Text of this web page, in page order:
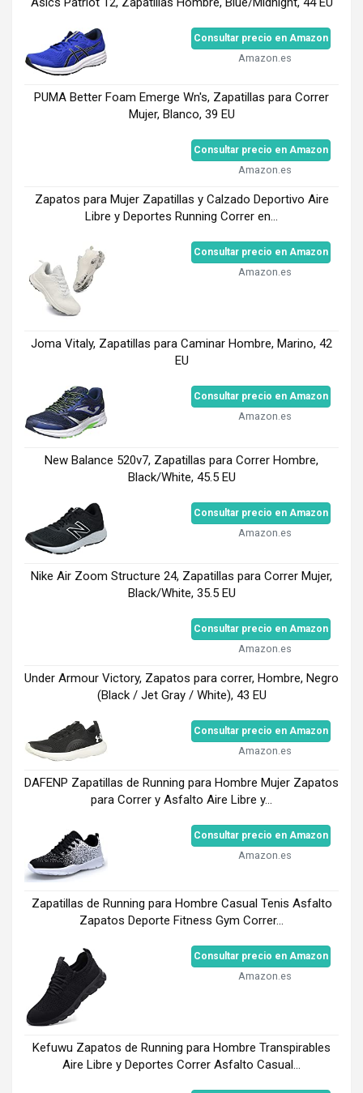
Consultar precio en Amazon
Amazon.es
PUMA Better Foam Emerge Wn's, Zapatillas para Correr
Mujer, Blanco, 39 EU
Consultar precio en Amazon
Amazon.es
Zapatos para Mujer Zapatillas y Calzado Deportivo Aire
Libre y Deportes Running Correr en...
Consultar precio en Amazon
Amazon.es
Joma Vitaly, Zapatillas para Caminar Hombre, Marino, 42
EU
Consultar precio en Amazon
Amazon.es
New Balance 520v7, Zapatillas para Correr Hombre,
Black/White, 45.5 EU
Consultar precio en Amazon
Amazon.es
Nike Air Zoom Structure 24, Zapatillas para Correr Mujer,
Black/White, 35.5 EU
Consultar precio en Amazon
Amazon.es
Under Armour Victory, Zapatos para correr, Hombre, Negro
(Black / Jet Gray / White), 43 EU
Consultar precio en Amazon
Amazon.es
DAFENP Zapatillas de Running para Hombre Mujer Zapatos
para Correr y Asfalto Aire Libre y...
Consultar precio en Amazon
Amazon.es
Zapatillas de Running para Hombre Casual Tenis Asfalto
Zapatos Deporte Fitness Gym Correr...
Consultar precio en Amazon
Amazon.es
Kefuwu Zapatos de Running para Hombre Transpirables
Aire Libre y Deportes Correr Asfalto Casual...